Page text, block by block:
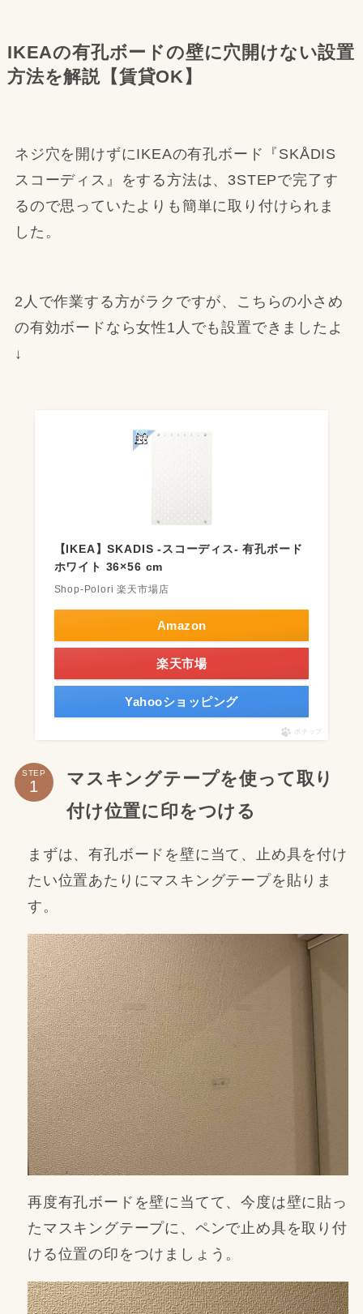
IKEAの有孔ボードの壁に穴開けない設置
方法を解説【賃貸OK】
ネジ穴を開けずにIKEAの有孔ボード『SKÅDIS
スコーディス』をする方法は、3STEPで完了す
るので思っていたよりも簡単に取り付けられま
した。
2人で作業する方がラクですが、こちらの小さめ
の有効ボードなら女性1人でも設置できましたよ
↓
【IKEA】SKADIS -スコーディス- 有孔ボード
ホワイト 36×56 cm
Shop-Polori 楽天市場店
Amazon
楽天市場
Yahooショッピング
ポチップ
STEP
マスキングテープを使って取り
付け位置に印をつける
まずは、有孔ボードを壁に当て、止め具を付け
たい位置あたりにマスキングテープを貼りま
す。
再度有孔ボードを壁に当てて、今度は壁に貼っ
たマスキングテープに、ペンで止め具を取り付
ける位置の印をつけましょう。